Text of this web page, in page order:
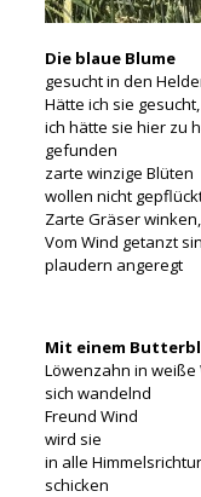
Die blaue Blume
gesucht in den
Hätte ich sie gesucht,
ich hätte sie hier zu
gefunden
zarte winzige Blüten
wollen nicht
Zarte Gräser
Vom Wind getanzt
plaudern angeregt
Mit einem
Löwenzahn in
sich wandelnd
Freund Wind
wird sie
in alle
schicken